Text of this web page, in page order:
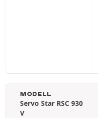
MODELL
Servo Star RSC 930
V